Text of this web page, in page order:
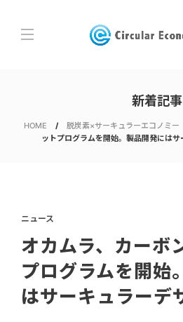
新着記事
HOME 脱炭素×サーキュラーエコノミー
ットプログラムを開始。製品開発には
ニュース
オカムラ、カーボ
プログラムを開始
はサーキュラーデ